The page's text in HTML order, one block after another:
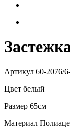
Артикул 60-2076/
Цвет белый
Размер 65см
Материал